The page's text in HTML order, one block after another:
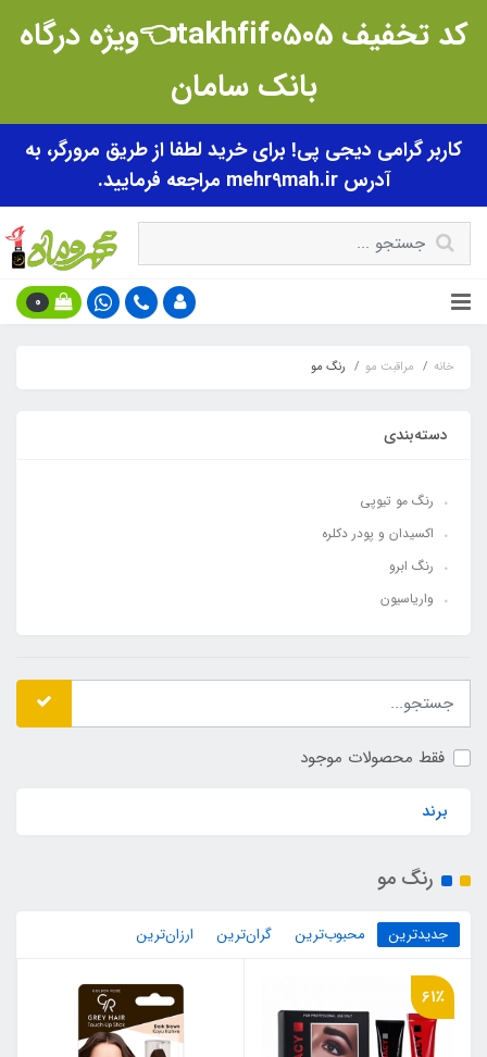
کد تخفیف takhfif0505👈ویژه درگاه
بانک سامان
کاربر گرامی دیجی پی! برای خرید لطفا از طریق مرورگر، به
آدرس mehr9mah.ir مراجعه فرمایید.
0
خانه مراقبت مو رنگ مو
دسته‌بندی
رنگ مو تیوپی
اکسیدان و پودر دکلره
رنگ ابرو
واریاسیون
فقط محصولات موجود
برند
رنگ مو
جدیدترین محبوب‌ترین گران‌ترین ارزان‌ترین
61٪